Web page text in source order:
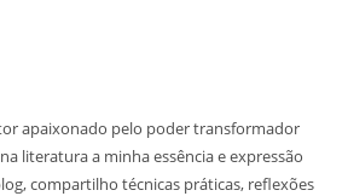
apaixonado pelo poder transformador
literatura a minha essência e expressão
compartilho técnicas práticas, reflexões